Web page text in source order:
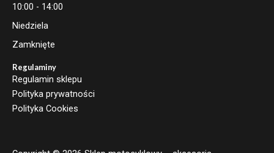
10:00 - 14:00
Niedziela
Zamknięte
Regulaminy
Regulamin sklepu
Polityka prywatności
Polityka Cookies